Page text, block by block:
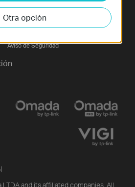
Prensa
Noticias
Aviso de Seguridad
Partners
Partner Program
and its affiliated companies. All
Otra opción